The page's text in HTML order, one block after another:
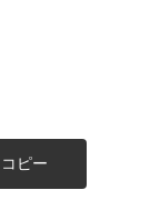
コピー